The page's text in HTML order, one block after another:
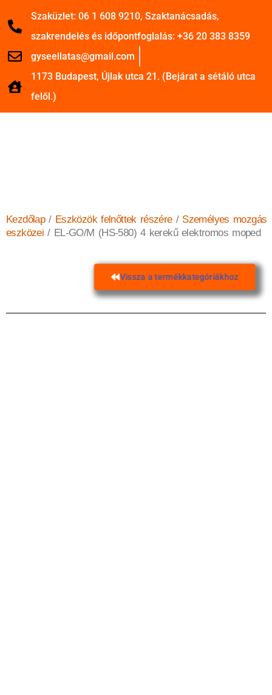
Szaküzlet: 06 1 608 9210, Szaktanácsadás,
szakrendelés és időpontfoglalás: +36 20 383 8359
gyseellatas@gmail.com
1173 Budapest, Újlak utca 21. (Bejárat a sétáló utca
felől.)
Kezdőlap/ Eszközök felnőttek részére/ Személyes mozgás
eszközei / EL-GO/M (HS-580) 4 kerekű elektromos moped
Vissza a termékkategóriákhoz